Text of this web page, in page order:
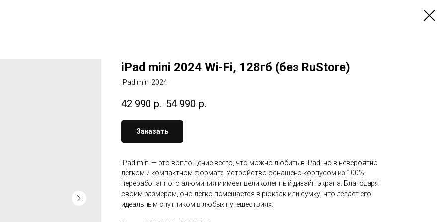
iPad mini 2024 Wi-Fi, 128гб (без RuStore)
iPad mini 2024
42 990 р. 54 990 р.
Заказать
iPad mini — это воплощение всего, что можно любить в iPad, но в невероятно
лёгком и компактном формате. Устройство оснащено корпусом из 100%
переработанного алюминия и имеет великолепный дизайн экрана. Благодаря
своим размерам, оно легко помещается в рюкзак или сумку, что делает его
идеальным спутником в любых путешествиях.